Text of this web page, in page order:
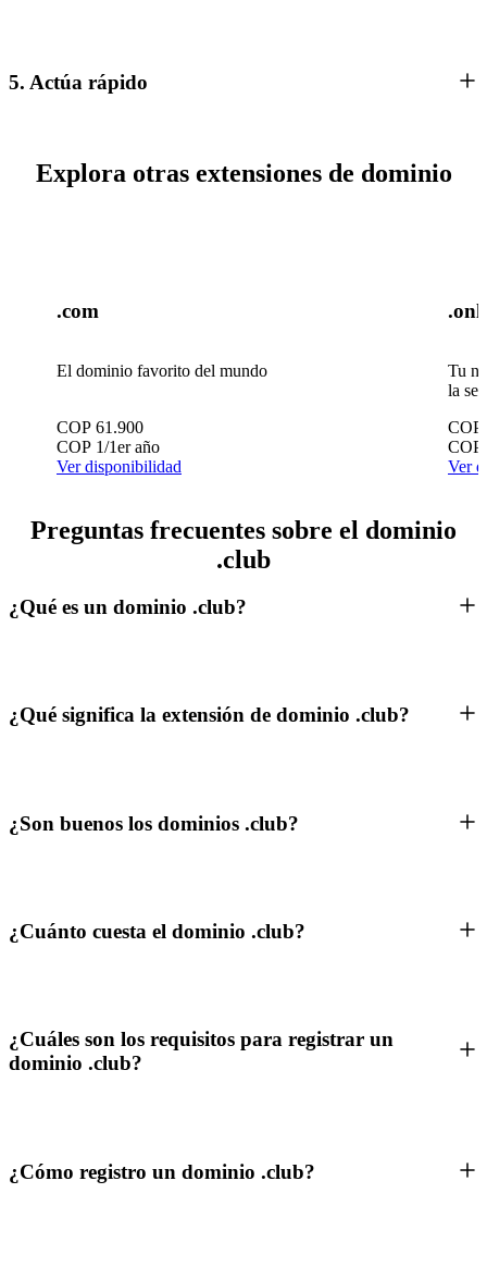
5. Actúa rápido
Explora otras extensiones de dominio
.com
El dominio favorito del mundo
COP 61.900
COP 1/1er año
Ver disponibilidad
Tu
la
COP
COP
Ver
Preguntas frecuentes sobre el dominio
.club
¿Qué es un dominio .club?
¿Qué significa la extensión de dominio .club?
¿Son buenos los dominios .club?
¿Cuánto cuesta el dominio .club?
¿Cuáles son los requisitos para registrar un
dominio .club?
¿Cómo registro un dominio .club?